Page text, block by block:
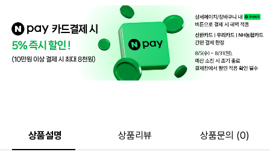
상품설명 상품리뷰 상품문의 (0)